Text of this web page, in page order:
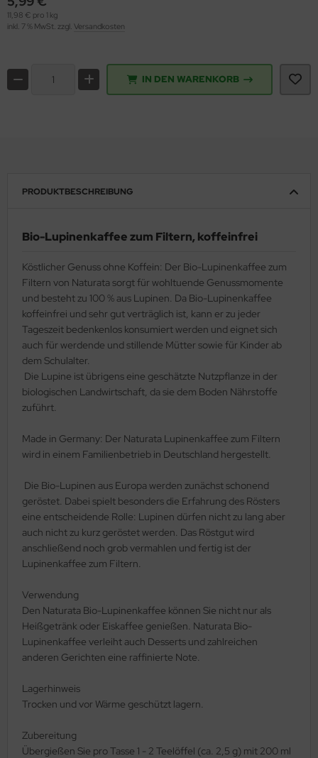
11,98 € pro 1 kg
inkl. 7 % MwSt. zzgl. Versandkosten
IN DEN WARENKORB
PRODUKTBESCHREIBUNG
Bio-Lupinenkaffee zum Filtern, koffeinfrei
Köstlicher Genuss ohne Koffein: Der Bio-Lupinenkaffee zum
Filtern von Naturata sorgt für wohltuende Genussmomente
und besteht zu 100 % aus Lupinen. Da Bio-Lupinenkaffee
koffeinfrei und sehr gut verträglich ist, kann er zu jeder
Tageszeit bedenkenlos konsumiert werden und eignet sich
auch für werdende und stillende Mütter sowie für Kinder ab
dem Schulalter.
Die Lupine ist übrigens eine geschätzte Nutzpflanze in der
biologischen Landwirtschaft, da sie dem Boden Nährstoffe
zuführt.
Made in Germany: Der Naturata Lupinenkaffee zum Filtern
wird in einem Familienbetrieb in Deutschland hergestellt.
Die Bio-Lupinen aus Europa werden zunächst schonend
geröstet. Dabei spielt besonders die Erfahrung des Rösters
eine entscheidende Rolle: Lupinen dürfen nicht zu lang aber
auch nicht zu kurz geröstet werden. Das Röstgut wird
anschließend noch grob vermahlen und fertig ist der
Lupinenkaffee zum Filtern.
Verwendung
Den Naturata Bio-Lupinenkaffee können Sie nicht nur als
Heißgetränk oder Eiskaffee genießen. Naturata Bio-
Lupinenkaffee verleiht auch Desserts und zahlreichen
anderen Gerichten eine raffinierte Note.
Lagerhinweis
Trocken und vor Wärme geschützt lagern.
Zubereitung
Übergießen Sie pro Tasse 1 - 2 Teelöffel (ca. 2,5 g) mit 200 ml